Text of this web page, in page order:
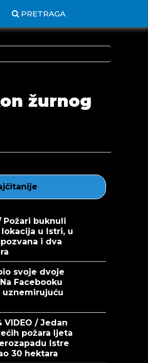
PRETRAGA
žurnog
Požari buknuli
u Istri, u
i dva
svoje dvoje
Facebooku
uznemirujuću
VIDEO / Jedan
požara ljeta
Istre
30 hektara